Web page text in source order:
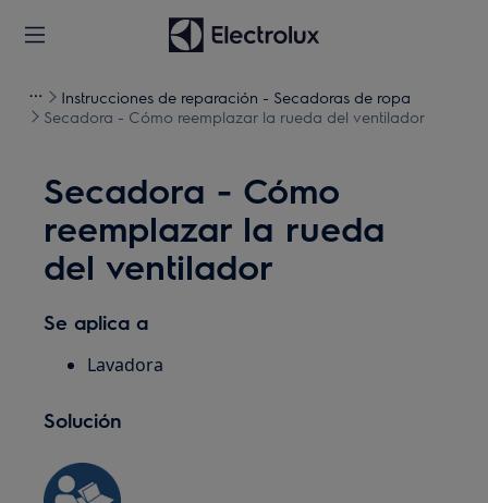
Instrucciones de reparación - Secadoras de ropa
Secadora - Cómo reemplazar la rueda del ventilador
Secadora - Cómo
reemplazar la rueda
del ventilador
Se aplica a
Lavadora
Solución